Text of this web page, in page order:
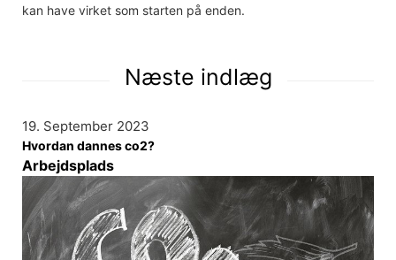
kan have virket som starten på enden.
Næste indlæg
19. September 2023
Hvordan dannes co2?
Arbejdsplads